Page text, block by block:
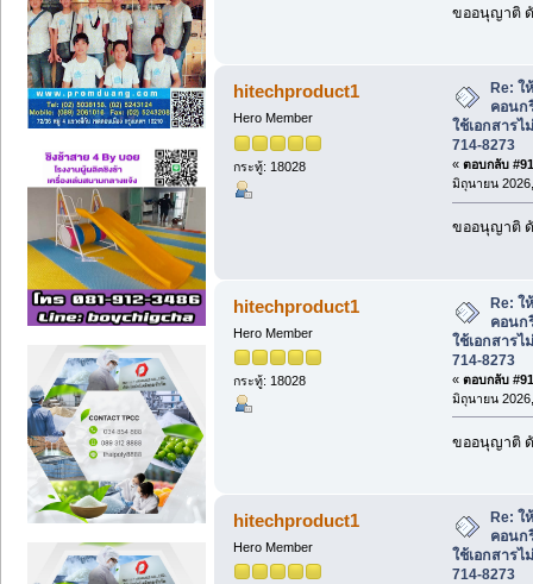
ขออนุญาติ
hitechproduct1
Hero Member
กระทู้: 18028
Re: ใ
คอนก
ใช้เอกสารไ
714-8273
« ตอบกลับ
มิถุนายน
ขออนุญาติ
hitechproduct1
Hero Member
กระทู้: 18028
Re: ใ
คอนก
ใช้เอกสารไ
714-8273
« ตอบกลับ
มิถุนายน
ขออนุญาติ
hitechproduct1
Hero Member
Re: ใ
คอนก
ใช้เอกสารไ
714-8273